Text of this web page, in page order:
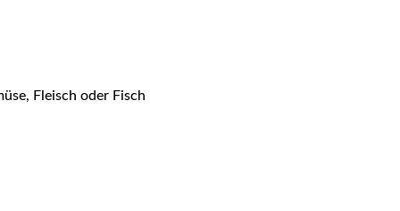
Fleisch oder Fisch